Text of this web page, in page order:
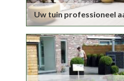
Uw tuin professioneel